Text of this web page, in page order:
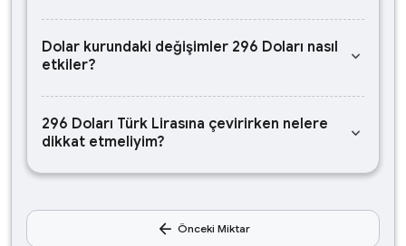
Dolar kurundaki değişimler 296 Doları nasıl
etkiler?
keyboard_arrow_down
296 Doları Türk Lirasına çevirirken nelere
dikkat etmeliyim?
keyboard_arrow_down
arrow_back Önceki Miktar